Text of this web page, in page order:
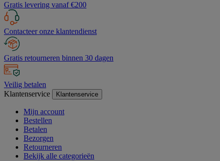
Gratis levering vanaf €200
Contacteer onze klantendienst
Gratis retourneren binnen 30 dagen
Veilig betalen
Klantenservice
Klantenservice
Mijn account
Bestellen
Betalen
Bezorgen
Retourneren
Bekijk alle categorieën